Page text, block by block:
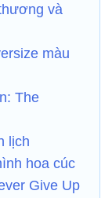
và
màu
The
lịch
hoa cúc
Give Up